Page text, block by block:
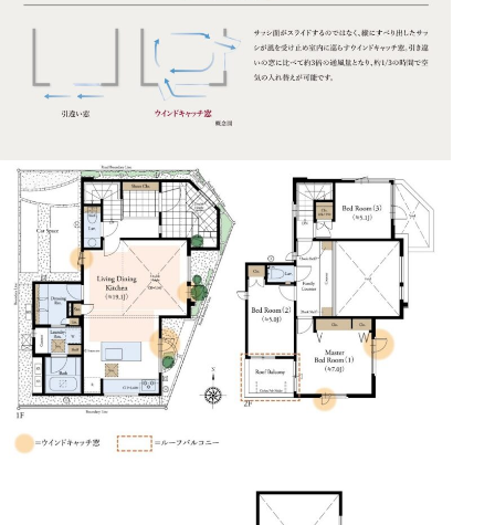
1. 交通アクセス：急行停車駅、新宿・渋谷へ15分圏内
2. 買い物・QOL：進化した駅ビルと緑豊かな散策路